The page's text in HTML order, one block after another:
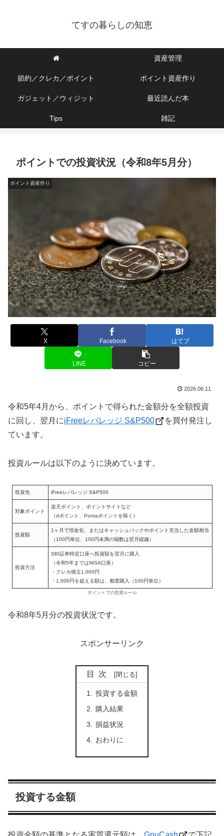
てすの暮らしの知恵
資産管理
節約／クレカ／ポイント ポイント資産作り
ガジェット／ウィジット 最近読んだ本
Tips 雑記
ポイントでの投資状況（令和8年5月分）
ポイント資産作り
X Facebook はてブ
LINE コピー
2026.06.11
令和5年4月から、ポイントで得られた金額分を全額投資
に回し、翌月にiFreeレバレッジ S&P500
を買付発注し
ています。
投資ルールは以下のように決めています。
投資先 iFreeレバレッジ S&P500
対象ポイント
楽天ポイント、ポイントサイトなど
（dポイント、Pontaポイントを除く）
投資額
1ヶ月で現金化、またはキャッシュバックやポイント充当した金額相当
（100円単位、100円未満の端数は翌月繰越）
投資方法
SBI証券特定口座へ投資額を翌月に購入
（令和5年まではNISA口座）
・クレカ積立1,000円
・1,000円を超える額は、都度購入（100円単位）
ポイントでの投資ルール
令和8年5月分の投資状況です。
スポンサーリンク
目次
投資する金額
購入結果
損益状況
おわりに
投資する金額